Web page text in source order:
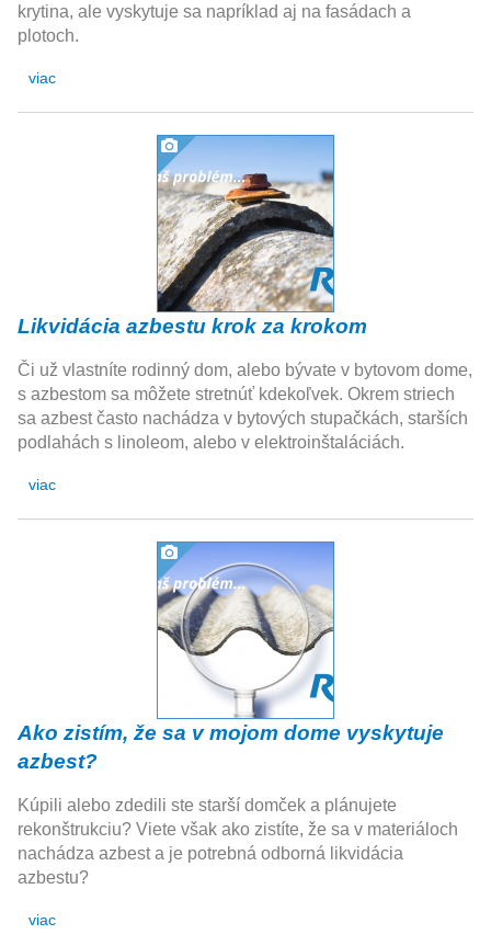
krytina, ale vyskytuje sa napríklad aj na fasádach a
plotoch.
viac
Likvidácia azbestu krok za krokom
Či už vlastníte rodinný dom, alebo bývate v bytovom dome,
s azbestom sa môžete stretnúť kdekoľvek. Okrem striech
sa azbest často nachádza v bytových stupačkách, starších
podlahách s linoleom, alebo v elektroinštaláciách.
viac
Ako zistím, že sa v mojom dome vyskytuje
azbest?
Kúpili alebo zdedili ste starší domček a plánujete
rekonštrukciu? Viete však ako zistíte, že sa v materiáloch
nachádza azbest a je potrebná odborná likvidácia
azbestu?
viac